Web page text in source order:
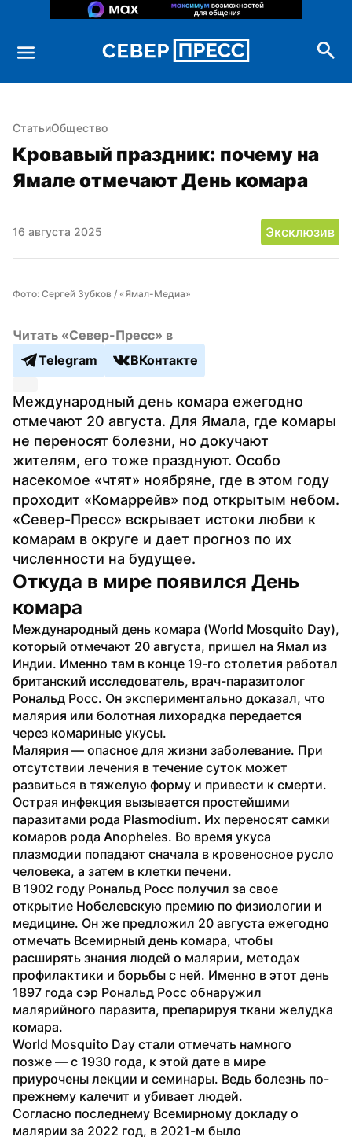
СтатьиОбщество
Кровавый праздник: почему на
Ямале отмечают День комара
16 августа 2025 Эксклюзив
Фото: Сергей Зубков / «Ямал-Медиа»
Читать «Север-Пресс» в
Telegram
ВКонтакте
Международный день комара ежегодно
отмечают 20 августа. Для Ямала, где комары
не переносят болезни, но докучают
жителям, его тоже празднуют. Особо
насекомое «чтят» ноябряне, где в этом году
проходит «Комаррейв» под открытым небом.
«Север-Пресс» вскрывает истоки любви к
комарам в округе и дает прогноз по их
численности на будущее.
Откуда в мире появился День
комара
Международный день комара (World Mosquito Day),
который отмечают 20 августа, пришел на Ямал из
Индии. Именно там в конце 19-го столетия работал
британский исследователь, врач-паразитолог
Рональд Росс. Он экспериментально доказал, что
малярия или болотная лихорадка передается
через комариные укусы.
Малярия — опасное для жизни заболевание. При
отсутствии лечения в течение суток может
развиться в тяжелую форму и привести к смерти.
Острая инфекция вызывается простейшими
паразитами рода Plasmodium. Их переносят самки
комаров рода Anopheles. Во время укуса
плазмодии попадают сначала в кровеносное русло
человека, а затем в клетки печени.
В 1902 году Рональд Росс получил за свое
открытие Нобелевскую премию по физиологии и
медицине. Он же предложил 20 августа ежегодно
отмечать Всемирный день комара, чтобы
расширять знания людей о малярии, методах
профилактики и борьбы с ней. Именно в этот день
1897 года сэр Рональд Росс обнаружил
малярийного паразита, препарируя ткани желудка
комара.
World Mosquito Day стали отмечать намного
позже — с 1930 года, к этой дате в мире
приурочены лекции и семинары. Ведь болезнь по-
прежнему калечит и убивает людей.
Согласно последнему Всемирному докладу о